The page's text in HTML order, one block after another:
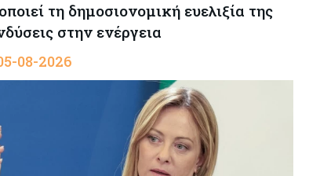
τη δημοσιονομική ευελιξία της
στην ενέργεια
08-2026